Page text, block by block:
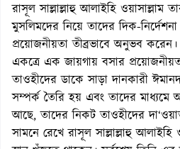
রাসূল সাল্লাল্লাহু আলাইহি ওয়াসাল্লাম
মুসলিমদের নিয়ে তাদের দিক-
প্রয়োজনীয়তা তীব্রভাবে অনুভব
একত্রে এক জায়গায় বসার
তাওহীদের ডাকে সাড়া দানকারী
সম্পর্ক তৈরি হয় এবং তাদের মাধ্যমে
আছে, তাদের নিকট তাওহীদের
সামনে রেখে রাসূল সাল্লাল্লাহু আলাইহি